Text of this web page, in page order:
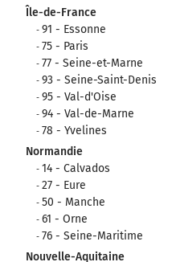
Île-de-France
91 - Essonne
75 - Paris
77 - Seine-et-Marne
93 - Seine-Saint-Denis
95 - Val-d'Oise
94 - Val-de-Marne
78 - Yvelines
Normandie
14 - Calvados
27 - Eure
50 - Manche
61 - Orne
76 - Seine-Maritime
Nouvelle-Aquitaine